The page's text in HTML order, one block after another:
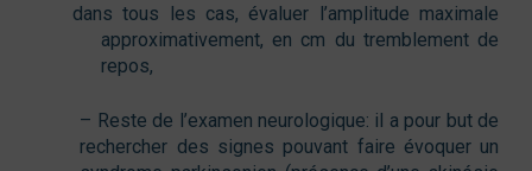
dans tous les cas, évaluer l’amplitude maximale
approximativement, en cm du tremblement de
repos,
– Reste de l’examen neurologique: il a pour but de
rechercher des signes pouvant faire évoquer un